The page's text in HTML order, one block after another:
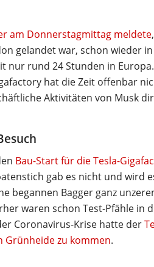
am Donnerstagmittag meldete
gelandet war, schon wieder in
nur rund 24 Stunden in
hat die Zeit offenbar
Aktivitäten von Musk
Bau-Start für die Tesla-
gab es nicht und wird
begannen Bagger ganz
waren schon Test-Pfähle in
Coronavirus-Krise hatte der
Grünheide zu kommen.